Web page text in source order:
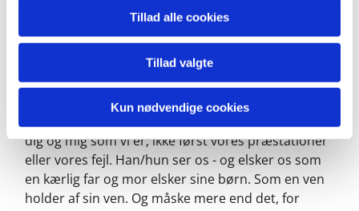
Tillad alle cookies
Tillad valgte
Kun nødvendige cookies
tunge, er ikke nogen trussel - det er en lettelse.
Hvorfor det? Fordi Gud hverken er en sælger eller
en diktator. Gud er kærlighed. Det lys Gud kaster
ind over mig og mit liv, er kærlighedens lys. Og når
Gud følger med i mit liv, er jeg aldrig helt alene.
dig og mig som vi er; ikke først vores præstationer
eller vores fejl. Han/hun ser os - og elsker os som
en kærlig far og mor elsker sine børn. Som en ven
holder af sin ven. Og måske mere end det, for